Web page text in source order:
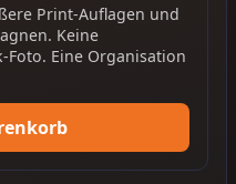
Print-Auflagen und
Keine
Foto. Eine Organisation